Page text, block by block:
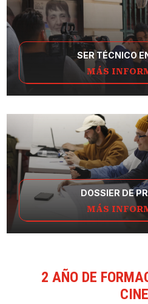
SER TÉCNICO
MÁS
DOSSIER DE
MÁS
2 AÑO DE
CINE